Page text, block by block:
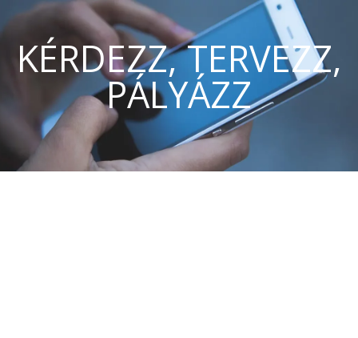
KÉRDEZZ, TERVEZZ,
PÁLYÁZZ